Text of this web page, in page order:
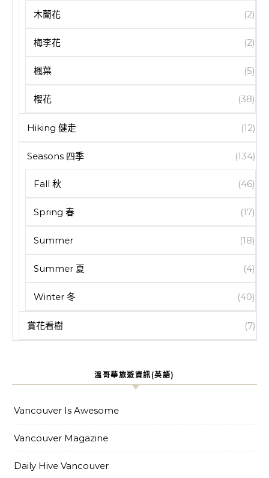
木蘭花 (2)
梅李花 (2)
楓葉 (5)
櫻花 (38)
Hiking 健走 (12)
Seasons 四季 (134)
Fall 秋 (46)
Spring 春 (17)
Summer (18)
Summer 夏 (4)
Winter 冬 (40)
賞花看樹 (7)
溫哥華旅遊資訊(英語)
Vancouver Is Awesome
Vancouver Magazine
Daily Hive Vancouver